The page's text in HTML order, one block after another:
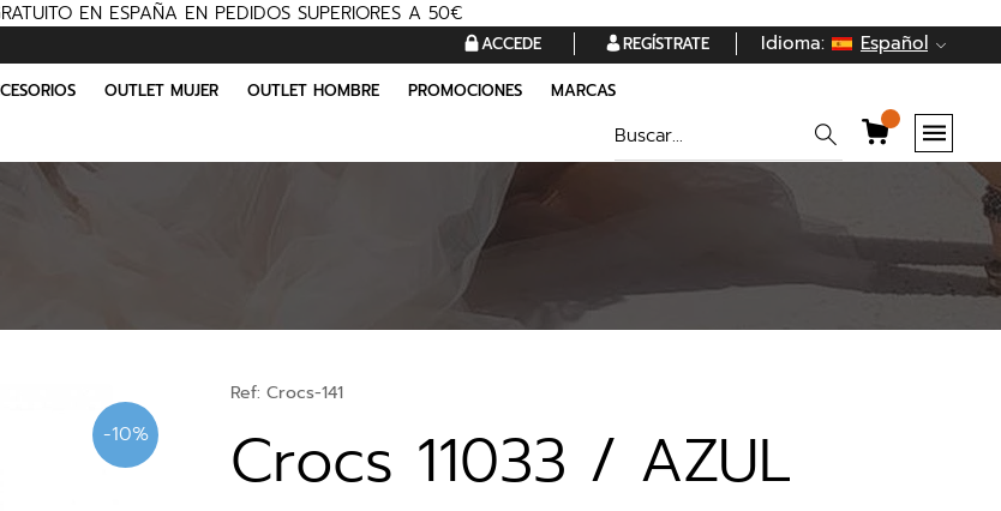
EN ESPAÑA EN PEDIDOS SUPERIORES A 50€
ACCEDE REGÍSTRATE Idioma: Español
OUTLET MUJER OUTLET HOMBRE PROMOCIONES MARCAS
-10%
Ref: Crocs-141
Crocs 11033 / AZUL